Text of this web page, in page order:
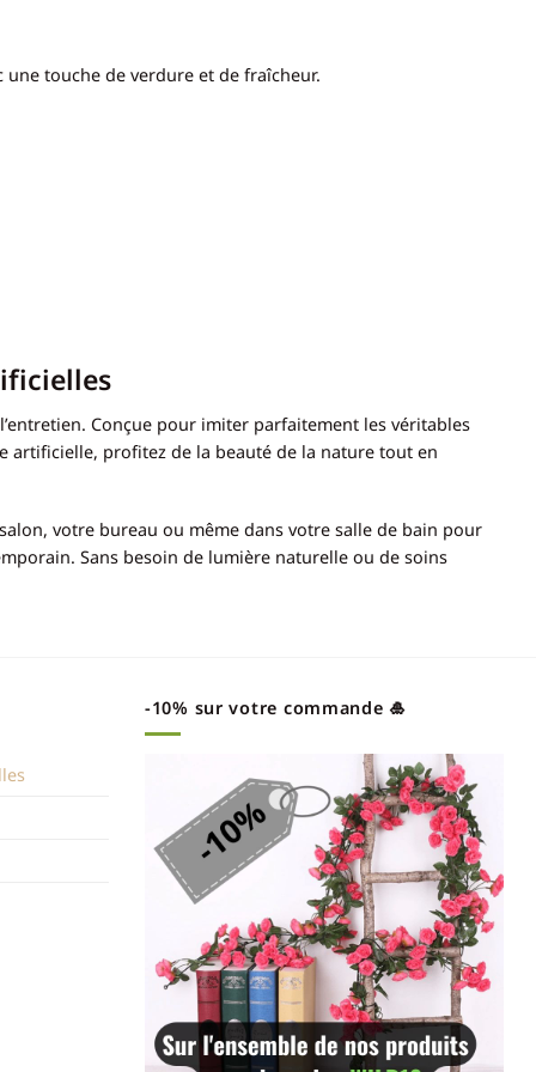
touche de verdure et de fraîcheur.
Conçue pour imiter parfaitement les véritables
artificielle, profitez de la beauté de la nature tout en
votre bureau ou même dans votre salle de bain pour
Sans besoin de lumière naturelle ou de soins
-10% sur votre commande 🎍